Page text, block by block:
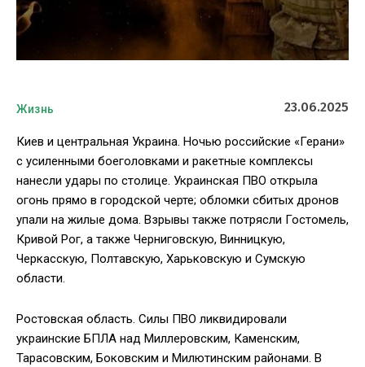
Жизнь 23.06.2025
Киев и центральная Украина. Ночью российские «Герани»
с усиленными боеголовками и ракетные комплексы
нанесли удары по столице. Украинская ПВО открыла
огонь прямо в городской черте; обломки сбитых дронов
упали на жилые дома. Взрывы также потрясли Гостомель,
Кривой Рог, а также Черниговскую, Винницкую,
Черкасскую, Полтавскую, Харьковскую и Сумскую
области.
Ростовская область. Силы ПВО ликвидировали
украинские БПЛА над Миллеровским, Каменским,
Тарасовским, Боковским и Милютинским районами. В